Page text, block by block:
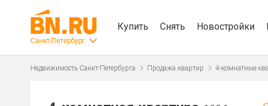
Санкт-Петербург
Купить Снять Новостройки
Недвижимость Санкт-Петербурга Продажа квартир 4-комнатные